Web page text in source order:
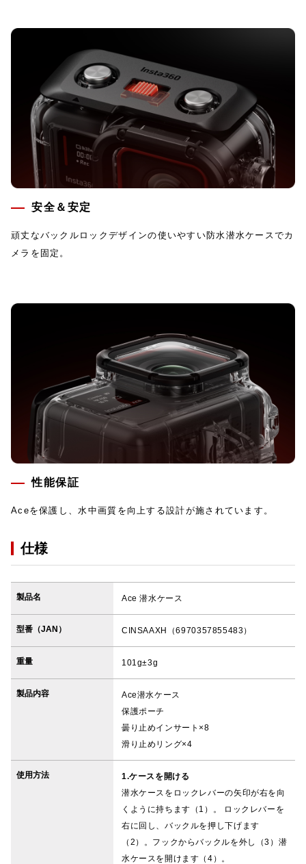
安全＆安定
頑丈なバックルロックデザインの使いやすい防水潜水ケースでカ
メラを固定。
性能保証
Aceを保護し、水中画質を向上する設計が施されています。
仕様
製品名 Ace 潜水ケース
型番（JAN） CINSAAXH（6970357855483）
重量 101g±3g
製品内容
Ace潜水ケース
保護ポーチ
曇り止めインサート×8
滑り止めリング×4
使用方法
1.ケースを開ける
潜水ケースをロックレバーの矢印が右を向
くように持ちます（1）。 ロックレバーを
右に回し、バックルを押し下げます
（2）。フックからバックルを外し（3）潜
水ケースを開けます（4）。